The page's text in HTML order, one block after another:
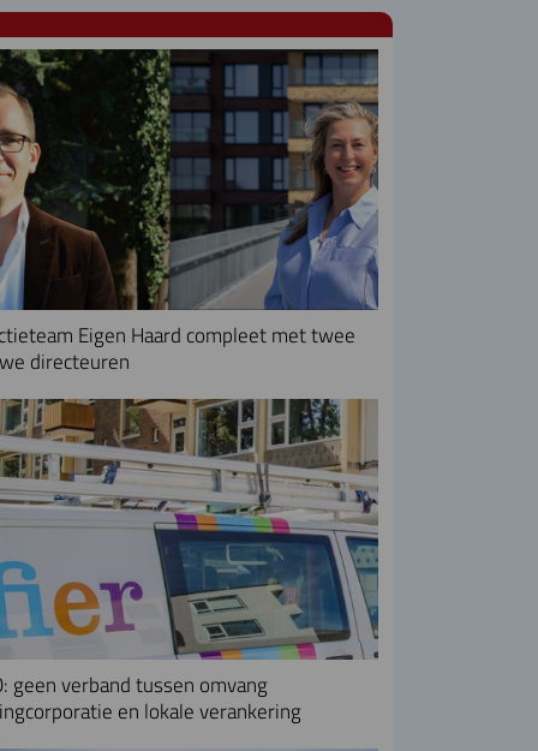
Eigen Haard compleet met twee
directeuren
geen verband tussen omvang
en lokale verankering